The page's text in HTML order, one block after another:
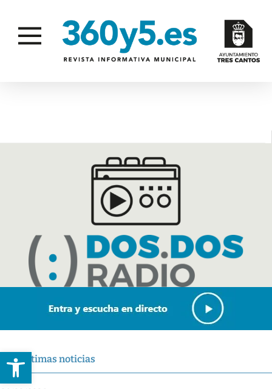
Abrir barra de herramientas
Últimas noticias